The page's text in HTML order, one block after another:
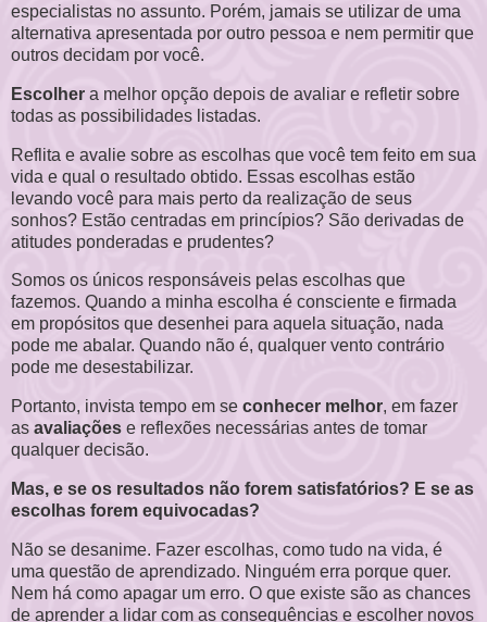
especialistas no assunto. Porém, jamais se utilizar de uma
alternativa apresentada por outro pessoa e nem permitir que
outros decidam por você.
Escolher a melhor opção depois de avaliar e refletir sobre
todas as possibilidades listadas.
Reflita e avalie sobre as escolhas que você tem feito em sua
vida e qual o resultado obtido. Essas escolhas estão
levando você para mais perto da realização de seus
sonhos? Estão centradas em princípios? São derivadas de
atitudes ponderadas e prudentes?
Somos os únicos responsáveis pelas escolhas que
fazemos. Quando a minha escolha é consciente e firmada
em propósitos que desenhei para aquela situação, nada
pode me abalar. Quando não é, qualquer vento contrário
pode me desestabilizar.
Portanto, invista tempo em se conhecer melhor, em fazer
as avaliações e reflexões necessárias antes de tomar
qualquer decisão.
Mas, e se os resultados não forem satisfatórios? E se as
escolhas forem equivocadas?
Não se desanime. Fazer escolhas, como tudo na vida, é
uma questão de aprendizado. Ninguém erra porque quer.
Nem há como apagar um erro. O que existe são as chances
de aprender a lidar com as consequências e escolher novos